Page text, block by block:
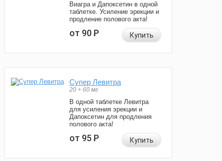
Виагра и Дапоксетин в одной
таблетке. Усиление эрекции и
продление полового акта!
от 90Р Купить
Супер Левитра
20 + 60 мг
В одной таблетке Левитра
для усиления эрекции и
Дапоксетин для продления
полового акта!
от 95Р Купить